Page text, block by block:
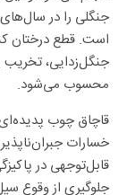
جنگلی را در سال‌های
است. قطع درختان
جنگل‌زدایی،
محسوب می‌شود.
قاچاق چوب
خسارات
قابل‌توجهی در
جلوگیری از وقوع